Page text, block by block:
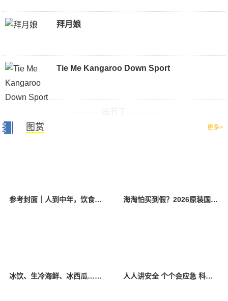
拜月娘
Tie Me Kangaroo Down Sport
图赏 更多>
参考封面｜人到中年，饮食该如何调整？ 海淘怕买到假？2026原装国产羊奶粉靠谱的正规品牌有哪些？
冰饮、生冷海鲜、冰西瓜……泉州人夏季“标配”饮食极易引发胃肠炎 人人讲安全 个个会应急 科学应对防震避险